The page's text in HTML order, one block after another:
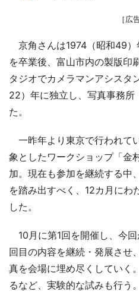
［広
京角さんは1974（昭和49）
を卒業後、富山市内の製版印
タジオでカメラマンアシスタ
22）年に独立し、写真事務
た。
一昨年より東京で行われて
象としたワークショップ「金
加。現在も参加を継続する中
を踏み出すべく、12カ月にわ
した。
10月に第1回を開催し、今
回目の内容を継続・発展させ
真を会場に埋め尽くしていく
るなど、実験的な試みも行う。